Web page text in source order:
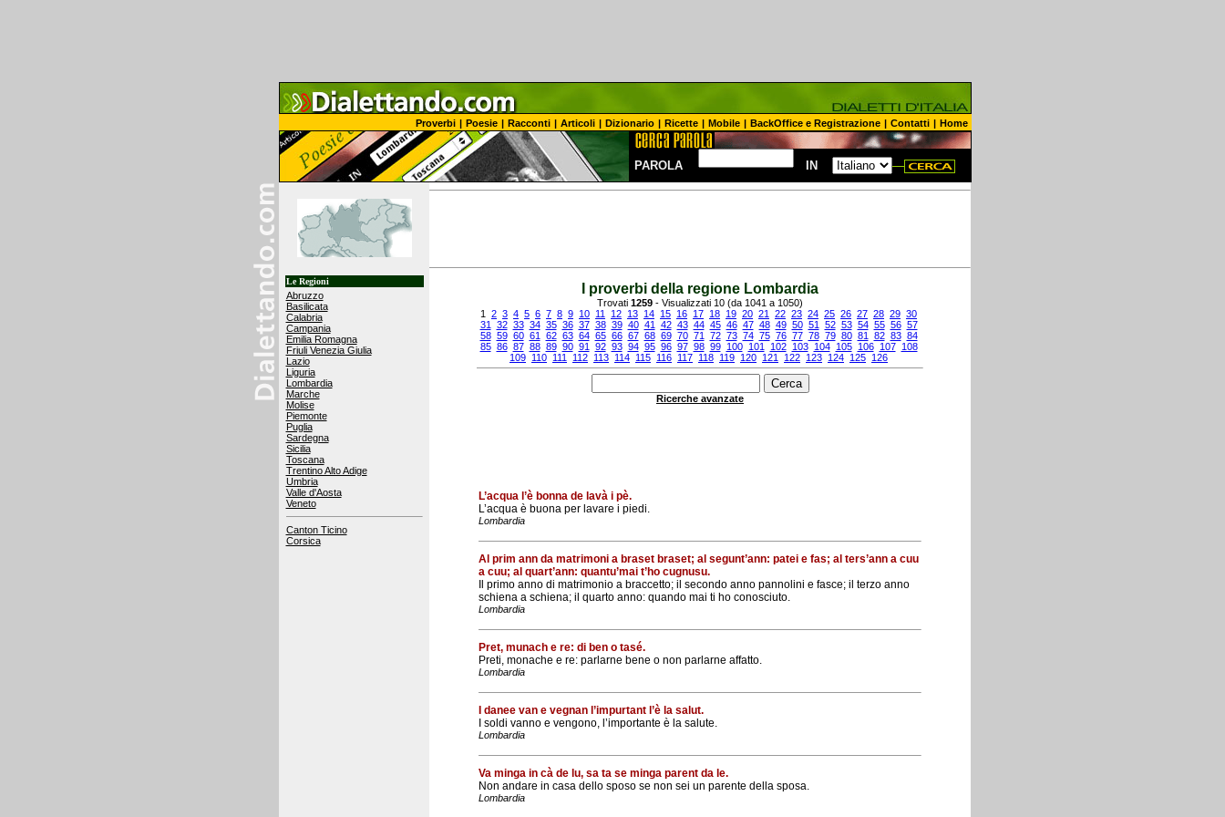
Proverbi | Poesie | Racconti | Articoli | Dizionario | Ricette | Mobile | BackOffice e Registrazione | Contatti | Home
PAROLA IN
Le Regioni
Abruzzo
Basilicata
Calabria
Campania
Emilia Romagna
Friuli Venezia Giulia
Lazio
Liguria
Lombardia
Marche
Molise
Piemonte
Puglia
Sardegna
Sicilia
Toscana
Trentino Alto Adige
Umbria
Valle d'Aosta
Veneto
Canton Ticino
Corsica
I proverbi della regione Lombardia
Trovati 1259 - Visualizzati 10 (da 1041 a 1050)
1
2 3 4 5 6 7 8 9 10 11 12 13 14 15 16 17 18 19 20 21 22 23 24 25 26 27 28 29 30
31
32 33 34 35 36 37 38 39 40 41 42 43 44 45 46 47 48 49 50 51 52 53 54 55 56 57
58 59 60 61 62 63 64 65 66 67 68 69 70 71 72 73 74 75 76 77 78 79 80 81 82 83 84
85 86 87 88 89 90 91 92 93 94 95 96 97 98 99 100 101 102 103 104 105 106 107
108
109 110 111 112 113 114 115 116 117 118 119 120 121 122 123 124 125 126
Ricerche avanzate
L’acqua l’è bonna de lavà i pè.
L’acqua è buona per lavare i piedi.
Lombardia
Al prim ann da matrimoni a braset braset; al segunt’ann: patei e fas; al ters’ann a cuu
a cuu; al quart’ann: quantu’mai t’ho cugnusu.
Il primo anno di matrimonio a braccetto; il secondo anno pannolini e fasce; il terzo anno
schiena a schiena; il quarto anno: quando mai ti ho conosciuto.
Lombardia
Pret, munach e re: di ben o tasé.
Preti, monache e re: parlarne bene o non parlarne affatto.
Lombardia
I danee van e vegnan l’impurtant l’è la salut.
I soldi vanno e vengono, l’importante è la salute.
Lombardia
Va minga in cà de lu, sa ta se minga parent da le.
Non andare in casa dello sposo se non sei un parente della sposa.
Lombardia